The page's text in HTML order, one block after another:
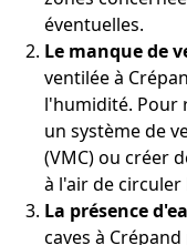
éventuelles.
Le manque de
ventilée à
l'humidité. Pour
un système de
(VMC) ou créer
à l'air de
La présence
caves à